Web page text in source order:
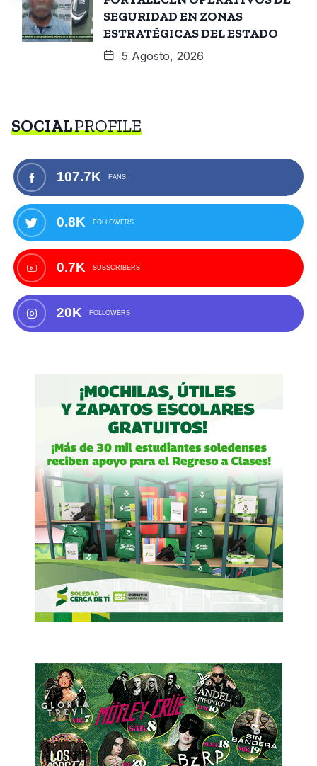
SEGURIDAD EN ZONAS
ESTRATÉGICAS DEL ESTADO
5 Agosto, 2026
SOCIALPROFILE
107.7K FANS
0.8K FOLLOWERS
0.7K SUBSCRIBERS
20K FOLLOWERS